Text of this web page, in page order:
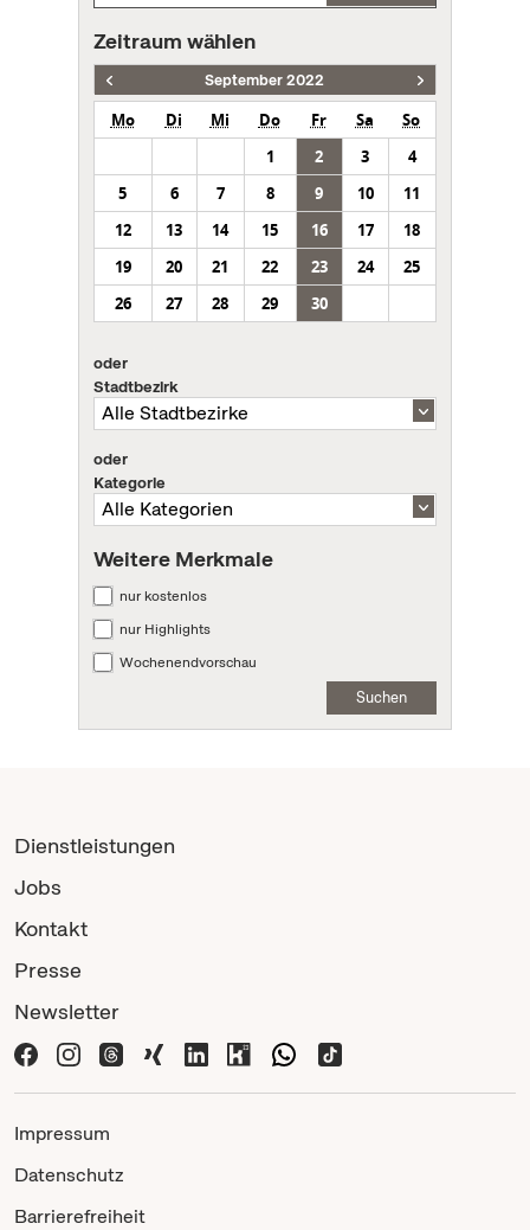
Zeitraum wählen
September 2022
Mo Di Mi Do Fr Sa
So
1
2 3
4
5
6 7 8 9 10
11
12
13 14 15 16 17
18
19
20 21 22 23 24
25
26
27 28 29 30
oder
Stadtbezirk
oder
Kategorie
Weitere Merkmale
nur kostenlos
nur Highlights
Wochenendvorschau
Suchen
Dienstleistungen
Jobs
Kontakt
Presse
Newsletter
Impressum
Datenschutz
Barrierefreiheit